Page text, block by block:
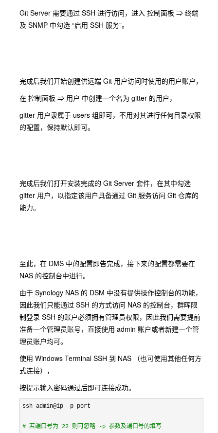
Git Server 需要通过 SSH 进行访问，进入 控制面板 ⇒ 终端
及 SNMP 中勾选 “启用 SSH 服务”。
完成后我们开始创建供远端 Git 用户访问时使用的用户账户，
在 控制面板 ⇒ 用户 中创建一个名为 gitter 的用户，
gitter 用户隶属于 users 组即可，不用对其进行任何目录权限
的配置，保持默认即可。
完成后我们打开安装完成的 Git Server 套件，在其中勾选
gitter 用户，以指定该用户具备通过 Git 服务访问 Git 仓库的
能力。
至此，在 DMS 中的配置即告完成，接下来的配置都需要在
NAS 的控制台中进行。
由于 Synology NAS 的 DSM 中没有提供操作控制台的功能，
因此我们只能通过 SSH 的方式访问 NAS 的控制台，群晖限
制登录 SSH 的账户必须拥有管理员权限，因此我们需要提前
准备一个管理员账号，直接使用 admin 账户或者新建一个管
理员账户均可。
使用 Windows Terminal SSH 到 NAS （也可使用其他任何方
式连接），
按提示输入密码通过后即可连接成功。
ssh admin@ip -p port
# 若端口号为 22 则可忽略 -p 参数及端口号的填写